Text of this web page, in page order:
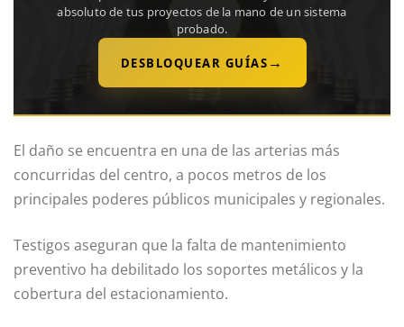
absoluto de tus proyectos de la mano de un sistema
probado.
DESBLOQUEAR GUÍAS →
El daño se encuentra en una de las arterias más
concurridas del centro, a pocos metros de los
principales poderes públicos municipales y regionales.
Testigos aseguran que la falta de mantenimiento
preventivo ha debilitado los soportes metálicos y la
cobertura del estacionamiento.